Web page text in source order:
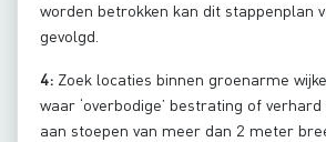
worden betrokken kan dit stappenplan
gevolgd.
4: Zoek locaties binnen groenarme
waar ‘overbodige’ bestrating of
aan stoepen van meer dan 2 meter